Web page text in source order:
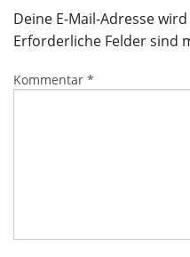
Deine E-Mail-Adresse
Erforderliche Felder sind
Kommentar *